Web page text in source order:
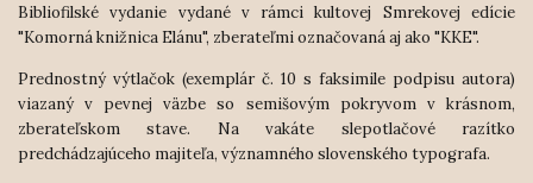
Bibliofilské vydanie vydané v rámci kultovej Smrekovej edície
"Komorná knižnica Elánu", zberateľmi označovaná aj ako "KKE".
Prednostný výtlačok (exemplár č. 10 s faksimile podpisu autora)
viazaný v pevnej väzbe so semišovým pokryvom v krásnom,
zberateľskom stave. Na vakáte slepotlačové razítko
predchádzajúceho majiteľa, významného slovenského typografa.